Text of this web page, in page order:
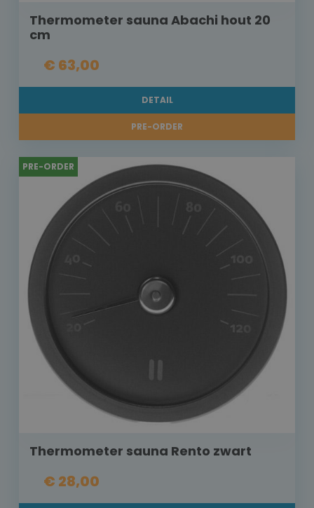
Thermometer sauna Abachi hout 20
cm
€ 63,00
DETAIL
PRE-ORDER
PRE-ORDER
Thermometer sauna Rento zwart
€ 28,00